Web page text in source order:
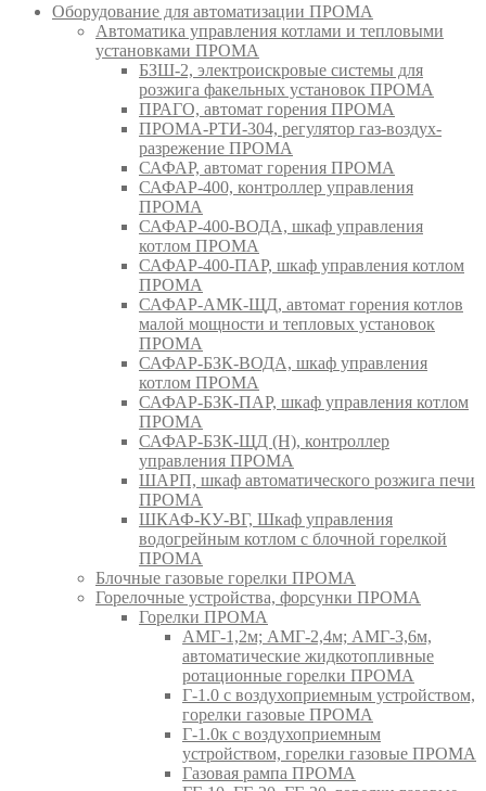
Оборудование для автоматизации ПРОМА
Автоматика управления котлами и тепловыми
установками ПРОМА
БЗШ-2, электроискровые системы для
розжига факельных установок ПРОМА
ПРАГО, автомат горения ПРОМА
ПРОМА-РТИ-304, регулятор газ-воздух-
разрежение ПРОМА
САФАР, автомат горения ПРОМА
САФАР-400, контроллер управления
ПРОМА
САФАР-400-ВОДА, шкаф управления
котлом ПРОМА
САФАР-400-ПАР, шкаф управления котлом
ПРОМА
САФАР-АМК-ЩД, автомат горения котлов
малой мощности и тепловых установок
ПРОМА
САФАР-БЗК-ВОДА, шкаф управления
котлом ПРОМА
САФАР-БЗК-ПАР, шкаф управления котлом
ПРОМА
САФАР-БЗК-ЩД (Н), контроллер
управления ПРОМА
ШАРП, шкаф автоматического розжига печи
ПРОМА
ШКАФ-КУ-ВГ, Шкаф управления
водогрейным котлом с блочной горелкой
ПРОМА
Блочные газовые горелки ПРОМА
Горелочные устройства, форсунки ПРОМА
Горелки ПРОМА
АМГ-1,2м; АМГ-2,4м; АМГ-3,6м,
автоматические жидкотопливные
ротационные горелки ПРОМА
Г-1.0 с воздухоприемным устройством,
горелки газовые ПРОМА
Г-1.0к с воздухоприемным
устройством, горелки газовые ПРОМА
Газовая рампа ПРОМА